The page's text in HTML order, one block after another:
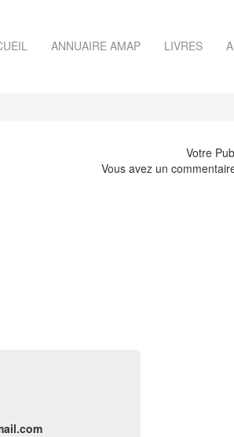
ANNUAIRE AMAP LIVRES
Votre
Vous avez un